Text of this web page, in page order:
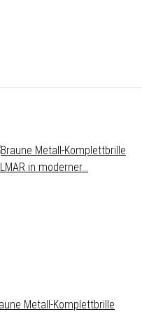
Metall-Komplettbrille